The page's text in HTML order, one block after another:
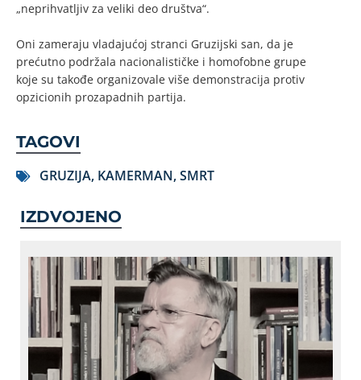
„neprihvatljiv za veliki deo društva“.
Oni zameraju vladajućoj stranci Gruzijski san, da je
prećutno podržala nacionalističke i homofobne grupe
koje su takođe organizovale više demonstracija protiv
opzicionih prozapadnih partija.
TAGOVI
GRUZIJA, KAMERMAN,SMRT
IZDVOJENO